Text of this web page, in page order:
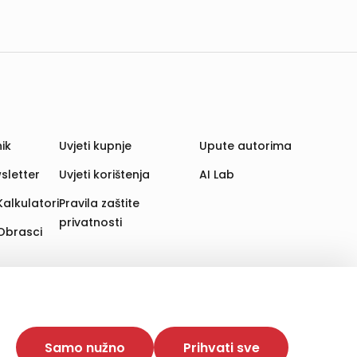
Time poboljšavamo korisničko iskustvo,
web stranica i uređaja u tu svrhu. Naši partneri
Samo nužno Prihvati sve
Uvjeti kupnje
Uvjeti korištenja
Pravila zaštite
privatnosti
Upute autorima
AI Lab